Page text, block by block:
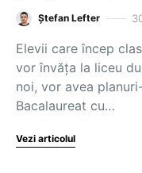
Ștefan Lefter
Elevii care încep
vor învăța la liceu
noi, vor avea
Bacalaureat cu…
Vezi articolul